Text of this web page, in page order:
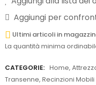
Aggiungi per
Ultimi articoli in
La quantità minima
CATEGORIE: Home,
Transenne, Recinzioni